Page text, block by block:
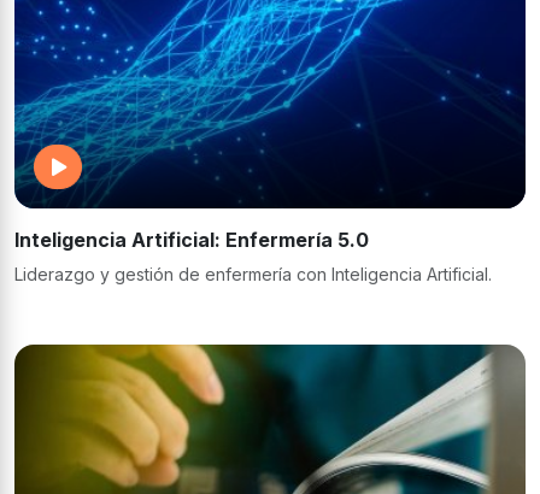
Inteligencia Artificial: Enfermería 5.0
Liderazgo y gestión de enfermería con Inteligencia Artificial.